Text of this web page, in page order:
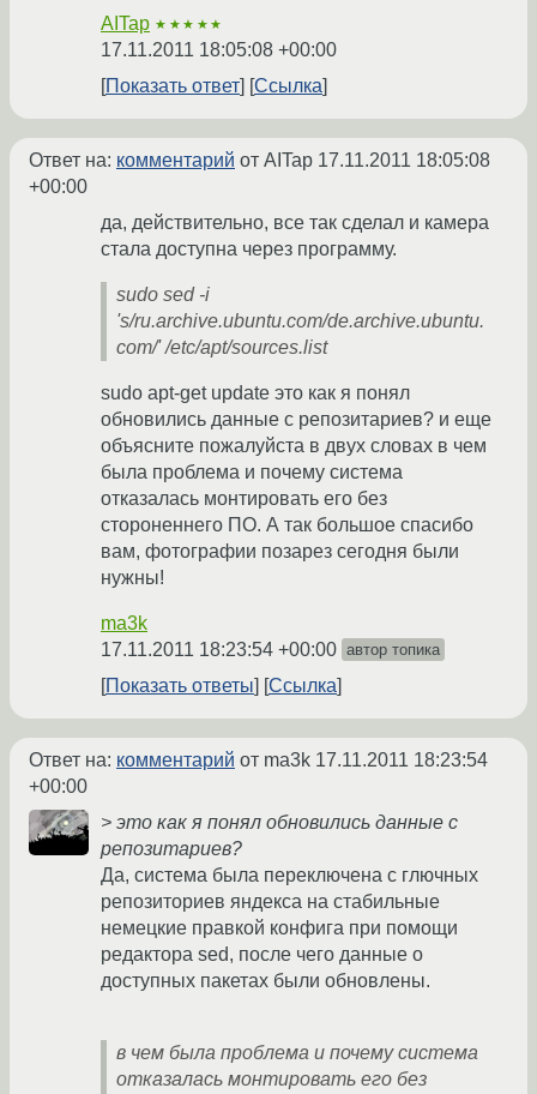
AITap ★★★★★
17.11.2011 18:05:08 +00:00
Показать ответ
Ссылка
Ответ на: комментарий от AITap 17.11.2011 18:05:08
+00:00
да, действительно, все так сделал и камера
стала доступна через программу.
sudo sed -i
's/ru.archive.ubuntu.com/de.archive.ubuntu.
com/' /etc/apt/sources.list
sudo apt-get update это как я понял
обновились данные с репозитариев? и еще
объясните пожалуйста в двух словах в чем
была проблема и почему система
отказалась монтировать его без
стороненнего ПО. А так большое спасибо
вам, фотографии позарез сегодня были
нужны!
ma3k
17.11.2011 18:23:54 +00:00 автор топика
Показать ответы Ссылка
Ответ на: комментарий от ma3k 17.11.2011 18:23:54
+00:00
> это как я понял обновились данные с
репозитариев?
Да, система была переключена с глючных
репозиториев яндекса на стабильные
немецкие правкой конфига при помощи
редактора sed, после чего данные о
доступных пакетах были обновлены.
в чем была проблема и почему система
отказалась монтировать его без